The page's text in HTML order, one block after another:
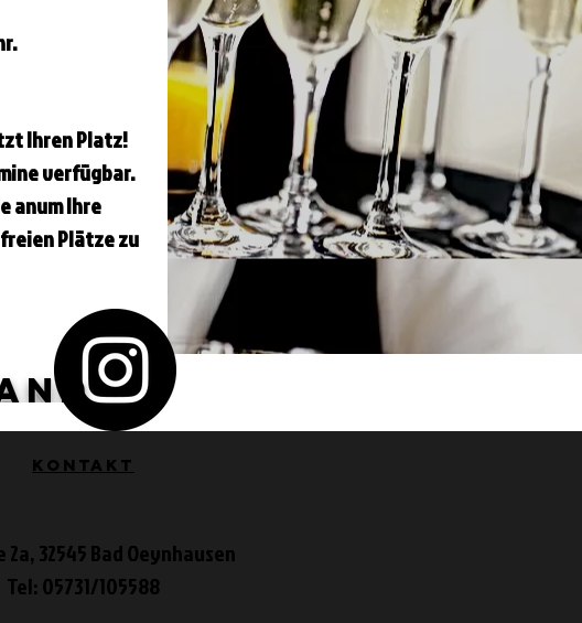
Ihren Platz!
verfügbar.
anum Ihre
Plätze zu
Kontakt
32545 Bad Oeynhausen
Tel: 05731/105588